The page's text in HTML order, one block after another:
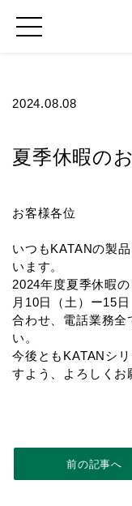
2024.08.08
夏季休暇の
お客様各位
いつもKATANの製
います。
2024年度夏季休暇
月10日（土）ー15
合わせ、電話業務全
い。
今後ともKATANシ
すよう、よろしくお
前の記事へ